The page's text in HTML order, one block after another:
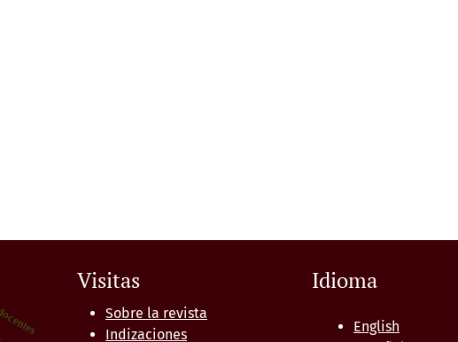
Visitas
Sobre la revista
Indizaciones
Idioma
English